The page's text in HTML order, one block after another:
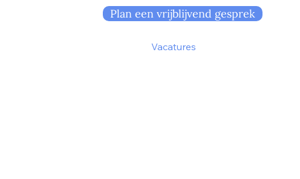
Plan een vrijblijvend gesprek
Vacatures